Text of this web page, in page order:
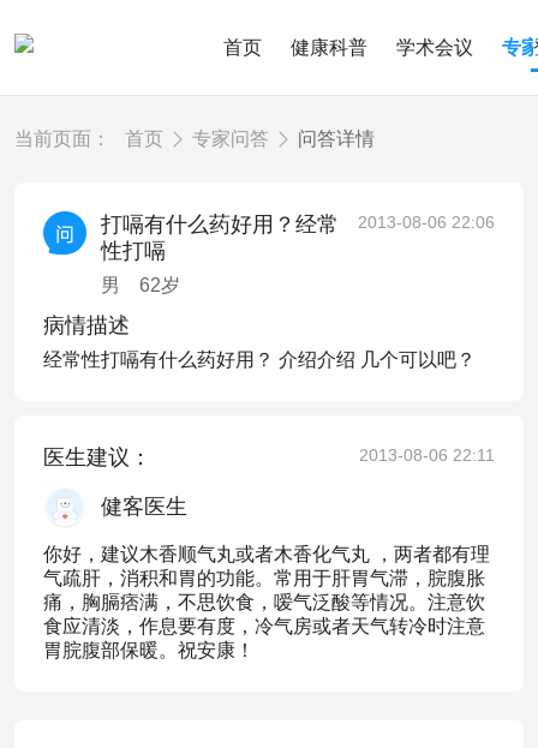
首页 健康科普 学术会议 专
当前页面： 首页 专家问答 问答详情
打嗝有什么药好用？经常
性打嗝
男 62岁
2013-08-06 22:06
病情描述
经常性打嗝有什么药好用？ 介绍介绍 几个可以吧？
医生建议： 2013-08-06 22:11
健客医生
你好，建议木香顺气丸或者木香化气丸 ，两者都有理
气疏肝，消积和胃的功能。常用于肝胃气滞，脘腹胀
痛，胸膈痞满，不思饮食，嗳气泛酸等情况。注意饮
食应清淡，作息要有度，冷气房或者天气转冷时注意
胃脘腹部保暖。祝安康！